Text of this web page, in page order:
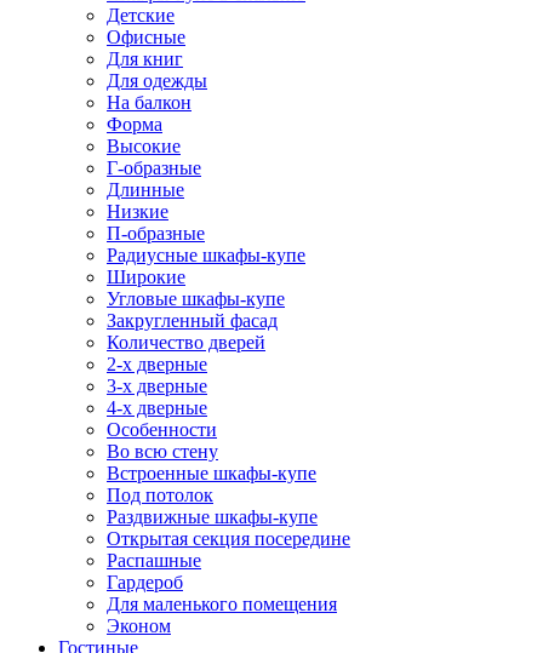
Детские
Офисные
Для книг
Для одежды
На балкон
Форма
Высокие
Г-образные
Длинные
Низкие
П-образные
Радиусные шкафы-купе
Широкие
Угловые шкафы-купе
Закругленный фасад
Количество дверей
2-х дверные
3-х дверные
4-х дверные
Особенности
Во всю стену
Встроенные шкафы-купе
Под потолок
Раздвижные шкафы-купе
Открытая секция посередине
Распашные
Гардероб
Для маленького помещения
Эконом
Гостиные